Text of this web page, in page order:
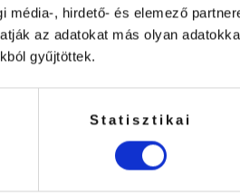
, hirdető- és elemező
az adatokat más olyan
gyűjtöttek.
Statisztikai
Pillás Ágytakaró